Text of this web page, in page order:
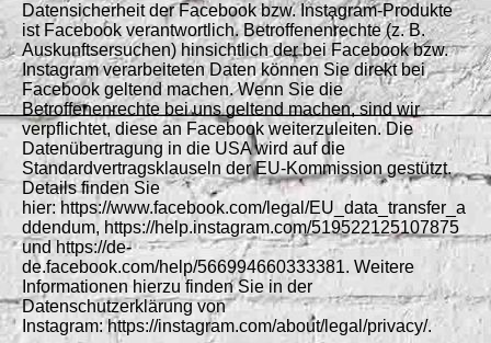
Datensicherheit der Facebook bzw. Instagram-Produkte
ist Facebook verantwortlich. Betroffenenrechte (z. B.
Auskunftsersuchen) hinsichtlich der bei Facebook bzw.
Instagram verarbeiteten Daten können Sie direkt bei
Facebook geltend machen. Wenn Sie die
Betroffenenrechte bei uns geltend machen, sind wir
verpflichtet, diese an Facebook weiterzuleiten. Die
Datenübertragung in die USA wird auf die
Standardvertragsklauseln der EU-Kommission gestützt.
Details finden Sie
hier: https://www.facebook.com/legal/EU_data_transfer_a
ddendum, https://help.instagram.com/519522125107875
und https://de-
de.facebook.com/help/566994660333381. Weitere
Informationen hierzu finden Sie in der
Datenschutzerklärung von
Instagram: https://instagram.com/about/legal/privacy/.